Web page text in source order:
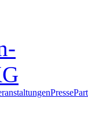
Presse